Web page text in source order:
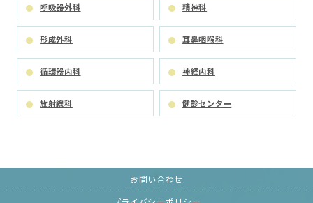
呼吸器外科 精神科
形成外科 耳鼻咽喉科
循環器内科 神経内科
放射線科 健診センター
お問い合わせ